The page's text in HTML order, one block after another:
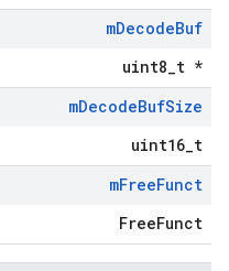
mDecodeBuf
uint8_t *
mDecodeBufSize
uint16_t
mFreeFunct
FreeFunct